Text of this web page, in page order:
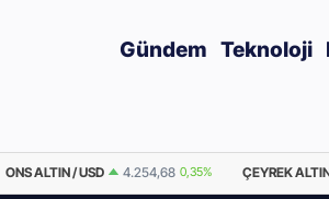
Gündem Teknoloji
ONS ALTIN / USD 4.254,68 0,35% ÇEYREK